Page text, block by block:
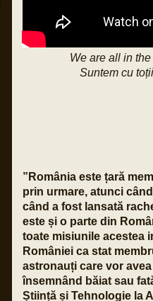
We are all in
Suntem cu
”România este țară
prin urmare, atunci
când a fost lansată
este și o parte din
toate misiunile acestea
României ca stat
astronauți care vor
însemnând băiat sau
Știință și Tehnologie la